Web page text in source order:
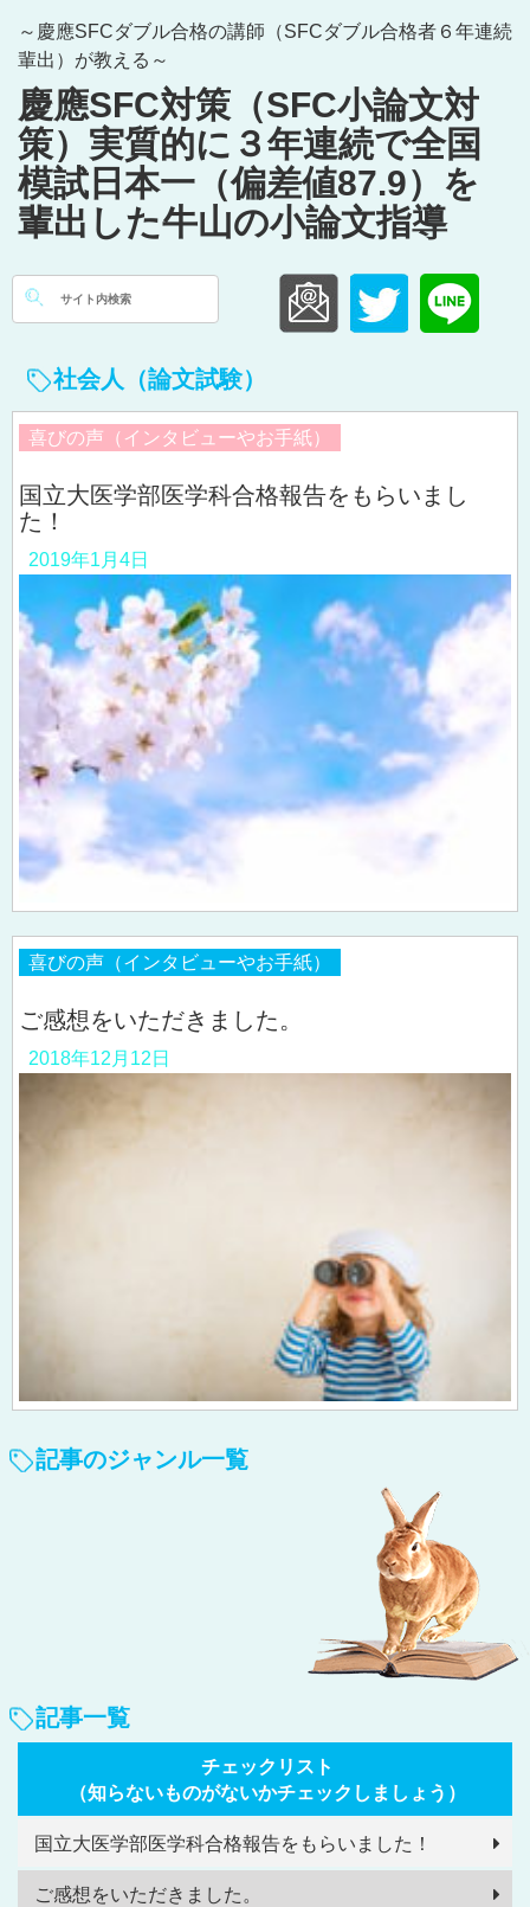
content
～慶應SFCダブル合格の講師（SFCダブル合格者６年連続
輩出）が教える～
慶應SFC対策（SFC小論文対
策）実質的に３年連続で全国
模試日本一（偏差値87.9）を
輩出した牛山の小論文指導
検
索:
社会人（論文試験）
喜びの声（インタビューやお手紙）
国立大医学部医学科合格報告をもらいまし
た！
2019年1月4日
喜びの声（インタビューやお手紙）
ご感想をいただきました。
2018年12月12日
記事のジャンル一覧
記事一覧
チェックリスト
（知らないものがないかチェックしましょう）
国立大医学部医学科合格報告をもらいました！
ご感想をいただきました。